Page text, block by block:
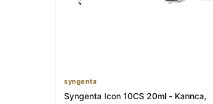
syngenta
Syngenta Icon 10CS 20ml - Karınca,